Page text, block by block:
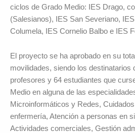
ciclos de Grado Medio: IES Drago,
(Salesianos), IES San Severiano,
Columela, IES Cornelio Balbo e IES
El proyecto se ha aprobado en su
movilidades, siendo los destinatarios
profesores y 64 estudiantes que
Medio en alguna de las
Microinformáticos y Redes,
enfermería, Atención a personas en
Actividades comerciales, Gestión